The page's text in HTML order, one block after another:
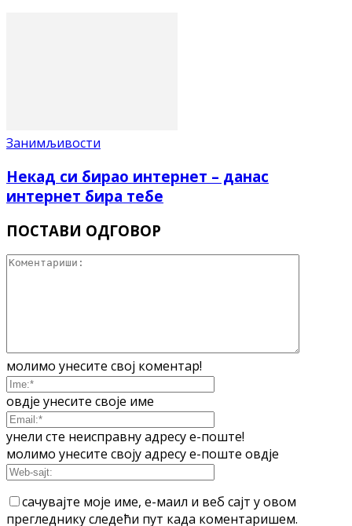
Занимљивости
Некад си бирао интернет – данас
интернет бира тебе
ПОСТАВИ ОДГОВОР
молимо унесите свој коментар!
овдје унесите своје име
унели сте неисправну адресу е-поште!
молимо унесите своју адресу е-поште овдје
сачувајте моје име, е-маил и веб сајт у овом
прегледнику следећи пут када коментаришем.